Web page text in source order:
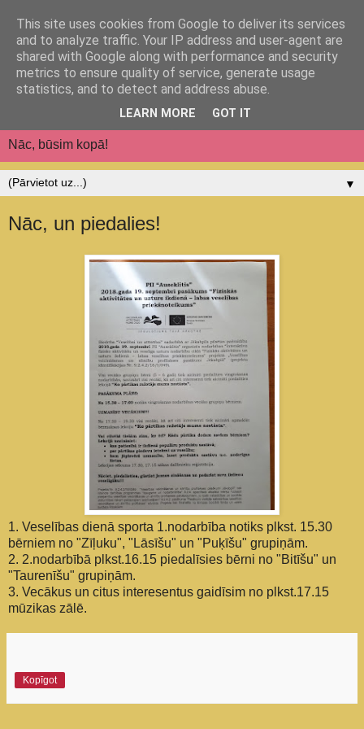
Jēkabpils pilsētas
pirmsskolas izglītības
iestāde "Auseklītis"
Nāc, būsim kopā!
▼
Nāc, un piedalies!
1. Veselības dienā sporta 1.nodarbība notiks plkst. 15.30
bērniem no "Zīļuku", "Lāsīšu" un "Puķīšu" grupiņām.
2. 2.nodarbībā plkst.16.15 piedalīsies bērni no "Bitīšu" un
"Taurenīšu" grupiņām.
3. Vecākus un citus interesentus gaidīsim no plkst.17.15
mūzikas zālē.
Kopīgot
This site uses cookies from Google to deliver its services
and to analyze traffic. Your IP address and user-agent are
shared with Google along with performance and security
metrics to ensure quality of service, generate usage
statistics, and to detect and address abuse.
LEARN MORE GOT IT